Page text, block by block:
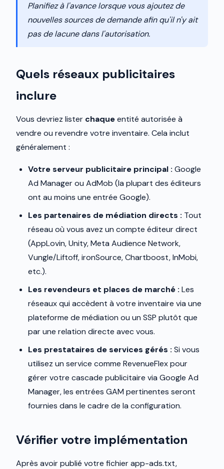
Planifiez à l'avance lorsque vous ajoutez de
nouvelles sources de demande afin qu'il n'y ait
pas de lacune dans l'autorisation.
Quels réseaux publicitaires
inclure
Vous devriez lister chaqueentité autorisée à
vendre ou revendre votre inventaire. Cela inclut
généralement :
Votre serveur publicitaire principal : Google
Ad Manager ou AdMob (la plupart des éditeurs
ont au moins une entrée Google).
Les partenaires de médiation directs : Tout
réseau où vous avez un compte éditeur direct
(AppLovin, Unity, Meta Audience Network,
Vungle/Liftoff, ironSource, Chartboost, InMobi,
etc.).
Les revendeurs et places de marché : Les
réseaux qui accèdent à votre inventaire via une
plateforme de médiation ou un SSP plutôt que
par une relation directe avec vous.
Les prestataires de services gérés : Si vous
utilisez un service comme RevenueFlex pour
gérer votre cascade publicitaire via Google Ad
Manager, les entrées GAM pertinentes seront
fournies dans le cadre de la configuration.
Vérifier votre implémentation
Après avoir publié votre fichier app-ads.txt,